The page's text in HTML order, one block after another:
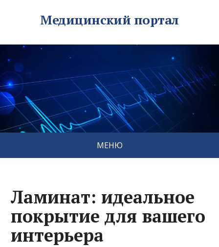
Медицинский портал
МЕНЮ
Ламинат: идеальное
покрытие для вашего
интерьера